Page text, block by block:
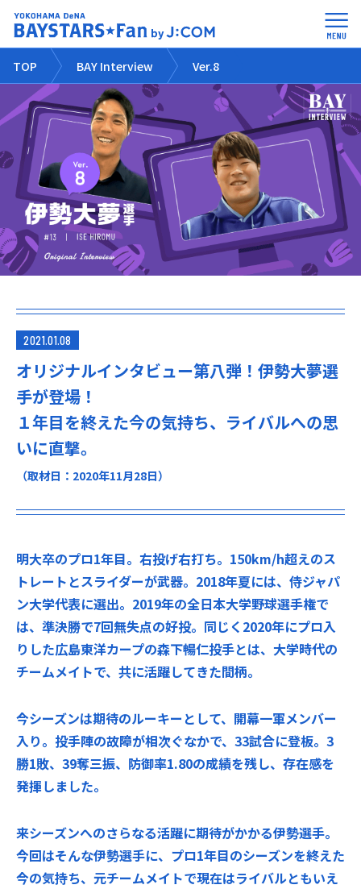
TOP BAY Interview Ver.8
2021.01.08
オリジナルインタビュー第八弾！伊勢大夢選
手が登場！
１年目を終えた今の気持ち、ライバルへの思
いに直撃。
（取材日：2020年11月28日）
明大卒のプロ1年目。右投げ右打ち。150km/h超えのス
トレートとスライダーが武器。2018年夏には、侍ジャパ
ン大学代表に選出。2019年の全日本大学野球選手権で
は、準決勝で7回無失点の好投。同じく2020年にプロ入
りした広島東洋カープの森下暢仁投手とは、大学時代の
チームメイトで、共に活躍してきた間柄。
今シーズンは期待のルーキーとして、開幕一軍メンバー
入り。投手陣の故障が相次ぐなかで、33試合に登板。3
勝1敗、39奪三振、防御率1.80の成績を残し、存在感を
発揮しました。
来シーズンへのさらなる活躍に期待がかかる伊勢選手。
今回はそんな伊勢選手に、プロ1年目のシーズンを終えた
今の気持ち、元チームメイトで現在はライバルともいえ